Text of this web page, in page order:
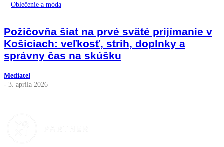
Oblečenie a móda
Požičovňa šiat na prvé sväté prijímanie v
Košiciach: veľkosť, strih, doplnky a
správny čas na skúšku
Mediatel
- 3. apríla 2026